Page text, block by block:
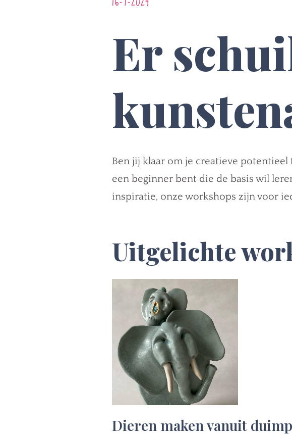
Er
Ben jij klaar om je creatieve
een beginner bent die de basis wil
inspiratie, onze workshops zijn voor
Uitgelichte
Dieren maken vanuit